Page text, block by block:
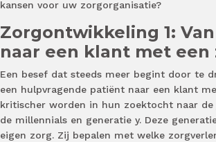
kansen voor uw zorgorganisatie?
Zorgontwikkeling 1:
naar een klant met een
Een besef dat steeds meer begint door te
een hulpvragende patiënt naar een klant
kritischer worden in hun zoektocht naar
de millennials en generatie y. Deze
eigen zorg. Zij bepalen met welke